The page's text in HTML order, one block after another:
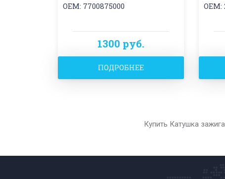
OEM: 7700875000
1300 руб.
ПОДРОБНЕЕ
OEM:
Купить Катушка